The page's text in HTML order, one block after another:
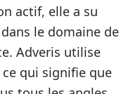
actif, elle a su
le domaine de
Adveris utilise
qui signifie que